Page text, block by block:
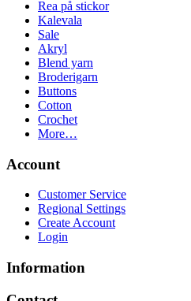
Rea på stickor
Kalevala
Sale
Akryl
Blend yarn
Broderigarn
Buttons
Cotton
Crochet
More…
Account
Customer Service
Regional Settings
Create Account
Login
Information